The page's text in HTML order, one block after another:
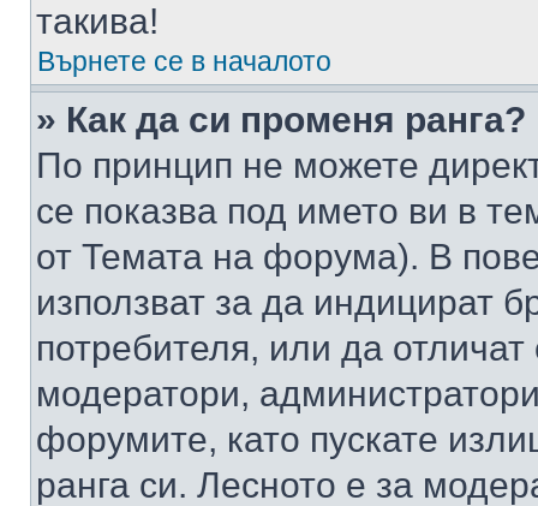
такива!
Върнете се в началото
» Как да си променя ранга?
По принцип не можете
се показва под името ви в
от Темата на форума). В
използват за да индицират
потребителя, или да
модератори,
форумите, като пускате
ранга си. Лесното е за